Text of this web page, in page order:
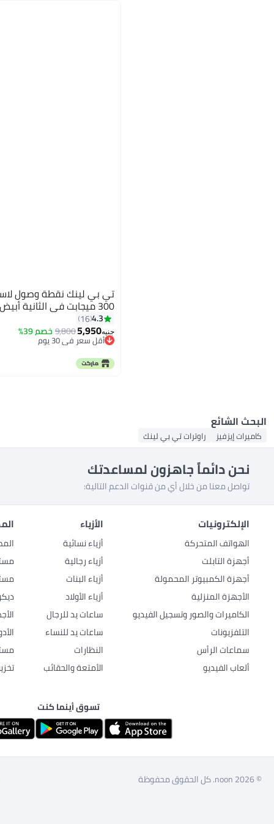
300 ميجابت في الثانية أبيض
4.3
16
جنيه5,950
9,800خصم 39%
أقل سعر في 30 يوم
توصيل مجاني
أقل سعر في 30 يوم
البحث الشائع
كاميرات إيزفيز راوترات تي بي لينك
نحن دائماً جاهزون لمساعدتك
تواصل معنا من خلال أي من قنوات الدعم التالية:
الإلكترونيات
الهواتف المتحركة
أجهزة التابلت
أجهزة الكمبيوتر المحمولة
الأجهزة المنزلية
الكاميرات والصور وتسجيل الفيديو
التلفزيونات
سماعات الرأس
ألعاب الفيديو
الأزياء
أزياء نسائية
أزياء رجالية
أزياء البنات
أزياء الأولاد
ساعات يد للرجال
ساعات يد للنساء
النظارات
الأمتعة والحقائب
تسوق أينما كنت
© 2026 noon. كل الحقوق محفوظة